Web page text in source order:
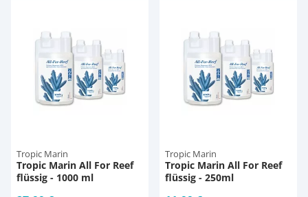
Tropic Marin
Tropic Marin All For Reef
flüssig - 1000 ml
Tropic Marin
Tropic Marin All For Reef
flüssig - 250ml